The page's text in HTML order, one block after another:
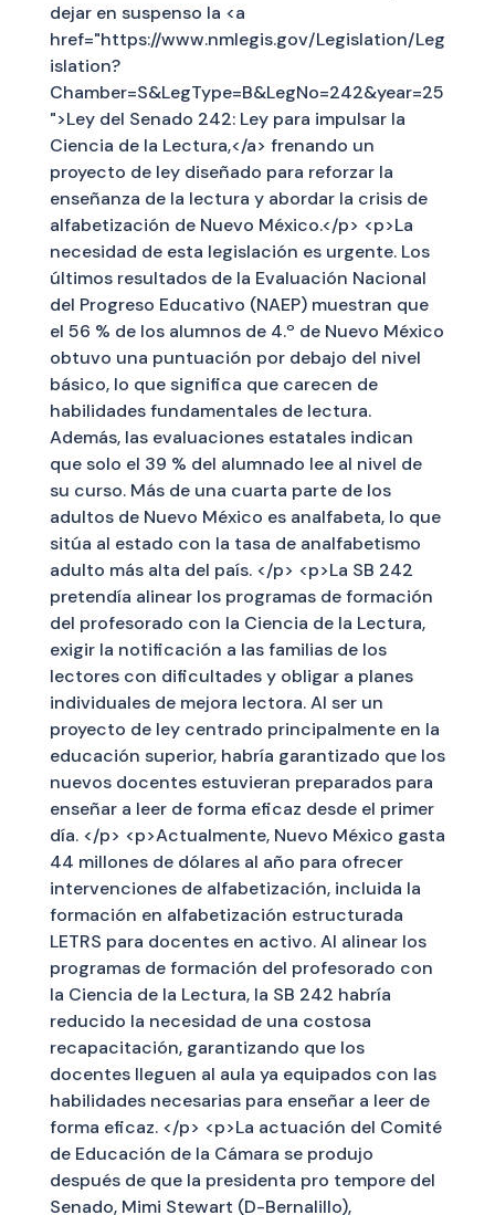
dejar en suspenso la <a
href="https://www.nmlegis.gov/Legislation/Leg
islation?
Chamber=S&LegType=B&LegNo=242&year=25
">Ley del Senado 242: Ley para impulsar la
Ciencia de la Lectura,</a> frenando un
proyecto de ley diseñado para reforzar la
enseñanza de la lectura y abordar la crisis de
alfabetización de Nuevo México.</p> <p>La
necesidad de esta legislación es urgente. Los
últimos resultados de la Evaluación Nacional
del Progreso Educativo (NAEP) muestran que
el 56 % de los alumnos de 4.º de Nuevo México
obtuvo una puntuación por debajo del nivel
básico, lo que significa que carecen de
habilidades fundamentales de lectura.
Además, las evaluaciones estatales indican
que solo el 39 % del alumnado lee al nivel de
su curso. Más de una cuarta parte de los
adultos de Nuevo México es analfabeta, lo que
sitúa al estado con la tasa de analfabetismo
adulto más alta del país. </p> <p>La SB 242
pretendía alinear los programas de formación
del profesorado con la Ciencia de la Lectura,
exigir la notificación a las familias de los
lectores con dificultades y obligar a planes
individuales de mejora lectora. Al ser un
proyecto de ley centrado principalmente en la
educación superior, habría garantizado que los
nuevos docentes estuvieran preparados para
enseñar a leer de forma eficaz desde el primer
día. </p> <p>Actualmente, Nuevo México gasta
44 millones de dólares al año para ofrecer
intervenciones de alfabetización, incluida la
formación en alfabetización estructurada
LETRS para docentes en activo. Al alinear los
programas de formación del profesorado con
la Ciencia de la Lectura, la SB 242 habría
reducido la necesidad de una costosa
recapacitación, garantizando que los
docentes lleguen al aula ya equipados con las
habilidades necesarias para enseñar a leer de
forma eficaz. </p> <p>La actuación del Comité
de Educación de la Cámara se produjo
después de que la presidenta pro tempore del
Senado, Mimi Stewart (D-Bernalillo),